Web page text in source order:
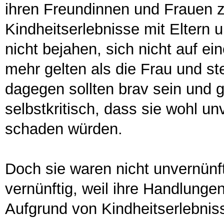
ihren Freundinnen und Frauen
Kindheitserlebnisse mit Eltern
nicht bejahen, sich nicht auf
mehr gelten als die Frau und
dagegen sollten brav sein und
selbstkritisch, dass sie wohl
schaden würden.
Doch sie waren nicht
vernünftig, weil ihre
Aufgrund von